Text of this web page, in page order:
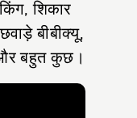
शिकार
बीबीक्यू,
बहुत कुछ।